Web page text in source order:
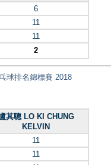
6
11
11
2
球排名錦標賽 2018
其聰 LO KI CHUNG
KELVIN
11
11